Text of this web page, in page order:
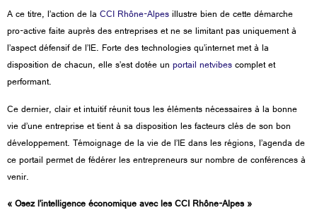
A ce titre, l’action de laCCI Rhône-Alpesillustre bien de cette démarche
pro-active faite auprès des entreprises et ne se limitant pas uniquement à
l’aspect défensif de l’IE. Forte des technologies qu’internet met à la
disposition de chacun, elle s’est dotée unportail netvibescomplet et
performant.
Ce dernier, clair et intuitif réunit tous les éléments nécessaires à la bonne
vie d’une entreprise et tient à sa disposition les facteurs clés de son bon
développement. Témoignage de la vie de l’IE dans les régions, l’agenda de
ce portail permet de fédérer les entrepreneurs sur nombre de conférences à
venir.
« Osez l’intelligence économique avec les CCI Rhône-Alpes »